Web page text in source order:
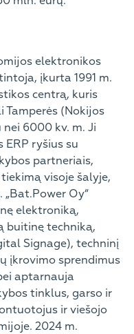
elektronikos
įkurta 1991 m.
centrą, kuris
(Nokijos
6000 kv. m. Ji
ryšius su
partneriais,
visoje šalyje,
Oy“
elektroniką,
buitinę techniką,
Signage), techninį
įkrovimo sprendimus
aptarnauja
tinklus, garso ir
ir viešojo
2024 m.